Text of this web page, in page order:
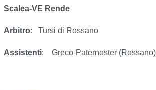
Scalea-VE Rende
Arbitro: Tursi di Rossano
Assistenti: Greco-Paternoster (Rossano)